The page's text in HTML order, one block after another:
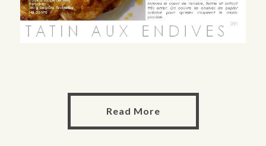
Read More